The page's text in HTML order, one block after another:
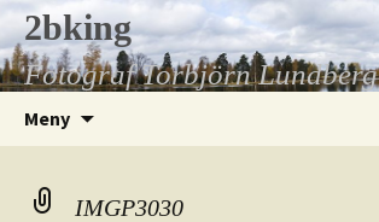
Hoppa
till
innehåll
2bking
Fotograf Torbjörn Lundberg
Meny
IMGP3030